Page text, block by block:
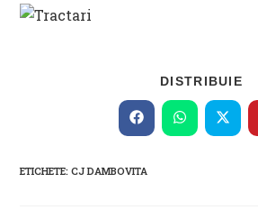
DISTRIBUIE
Opens
in
window
Opens
in in
ETICHETE:CJ DAMBOVITA